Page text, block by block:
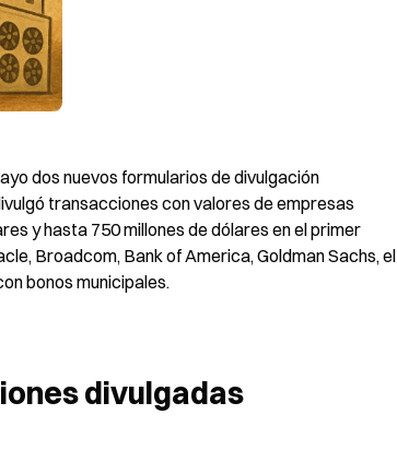
dos nuevos formularios de divulgación
transacciones con valores de empresas
y hasta 750 millones de dólares en el primer
Broadcom, Bank of America, Goldman Sachs, el
bonos municipales.
divulgadas